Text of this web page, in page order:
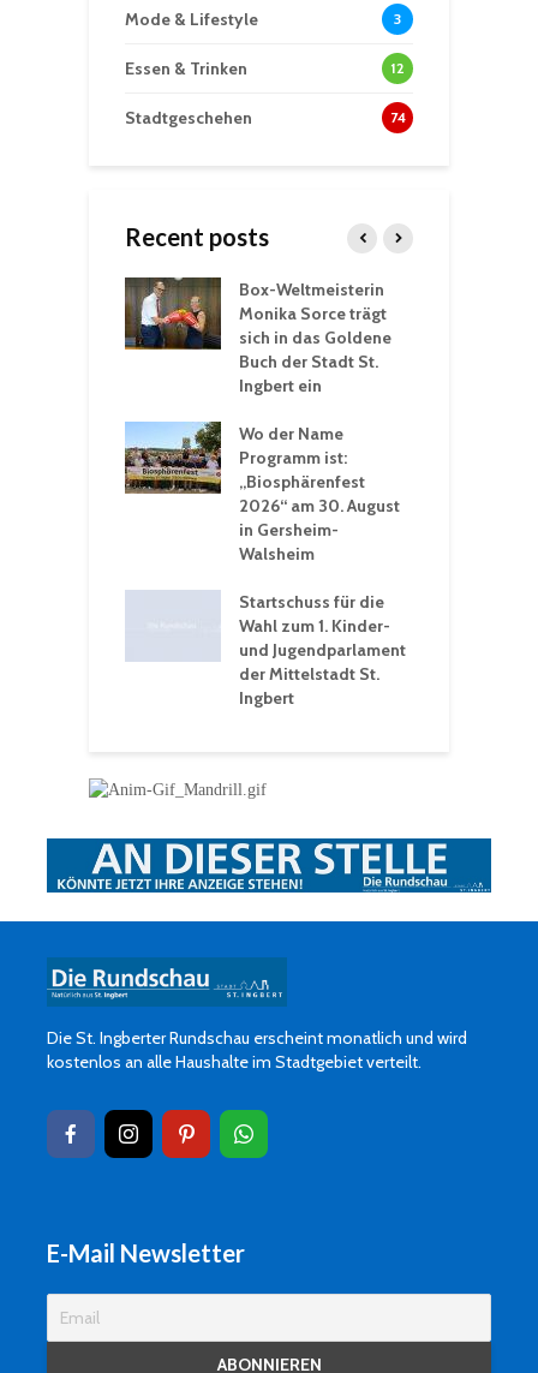
Mode & Lifestyle 3
Essen & Trinken 12
Stadtgeschehen 74
Recent posts
Box-Weltmeisterin
Monika Sorce trägt
sich in das Goldene
Buch der Stadt St.
Ingbert ein
Wo der Name
Programm ist:
„Biosphärenfest
2026“ am 30. August
in Gersheim-
Walsheim
Startschuss für die
Wahl zum 1. Kinder-
und Jugendparlament
der Mittelstadt St.
Ingbert
Die St. Ingberter Rundschau erscheint monatlich und wird
kostenlos an alle Haushalte im Stadtgebiet verteilt.
E-Mail Newsletter